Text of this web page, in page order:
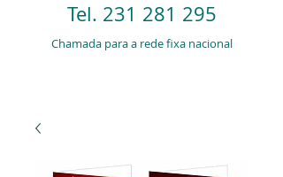
Tel. 231 281 295
Chamada para a rede fixa nacional